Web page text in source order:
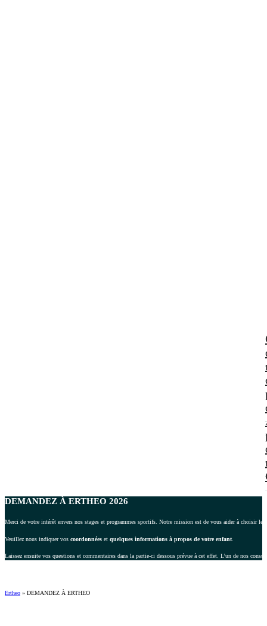
DEMANDEZ À ERTHEO 2026
Merci de votre intérêt envers nos stages et programmes sportifs. Notre mission est de vous aider à choisir
Veuillez nous indiquer vos coordonnées et quelques informations à propos de votre enfant
Laissez ensuite vos questions et commentaires dans la partie-ci dessous prévue à cet effet. L’un de nos
Ertheo » DEMANDEZ À ERTHEO